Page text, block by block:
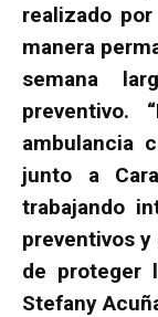
realizado
manera
semana
preventivo.
ambulancia
junto a
trabajando
preventivos
de proteger
Stefany